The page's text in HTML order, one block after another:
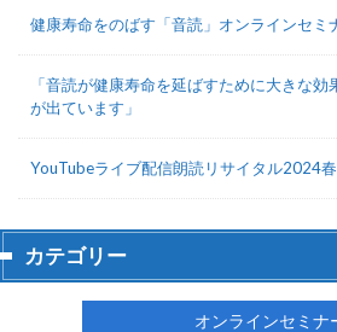
健康寿命をのばす「音読」オンラインセミ
「音読が健康寿命を延ばすために大きな
が出ています」
YouTubeライブ配信朗読リサイタル2024春
カテゴリー
オンラインセミナ